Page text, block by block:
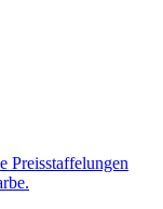
Preisstaffelungen